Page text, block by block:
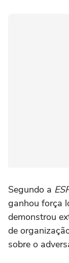
Segundo a
ganhou força
demonstrou
de
sobre o